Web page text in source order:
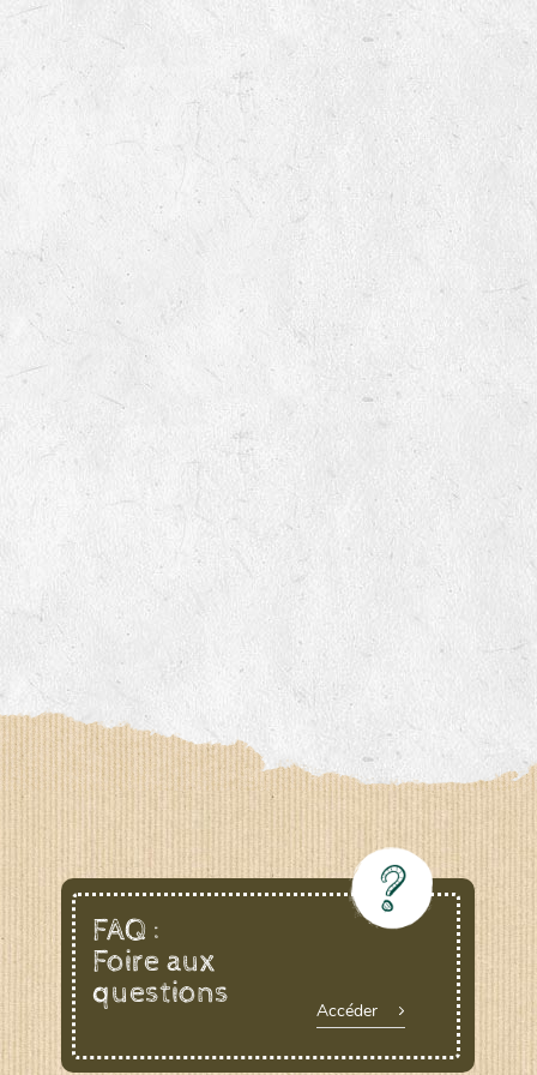
variétés non inscrites au
catalogue officiel ?
Mes semences germeront-
elles encore l'année
prochaine ?
Qu’est-ce qu’une variété non
inscrite ?
Pourquoi vendez-vous des
semences non inscrites au
catalogue officiel ?
9
Quels sont le montant des
frais de port
FAQ :
Foire aux
questions
Accéder